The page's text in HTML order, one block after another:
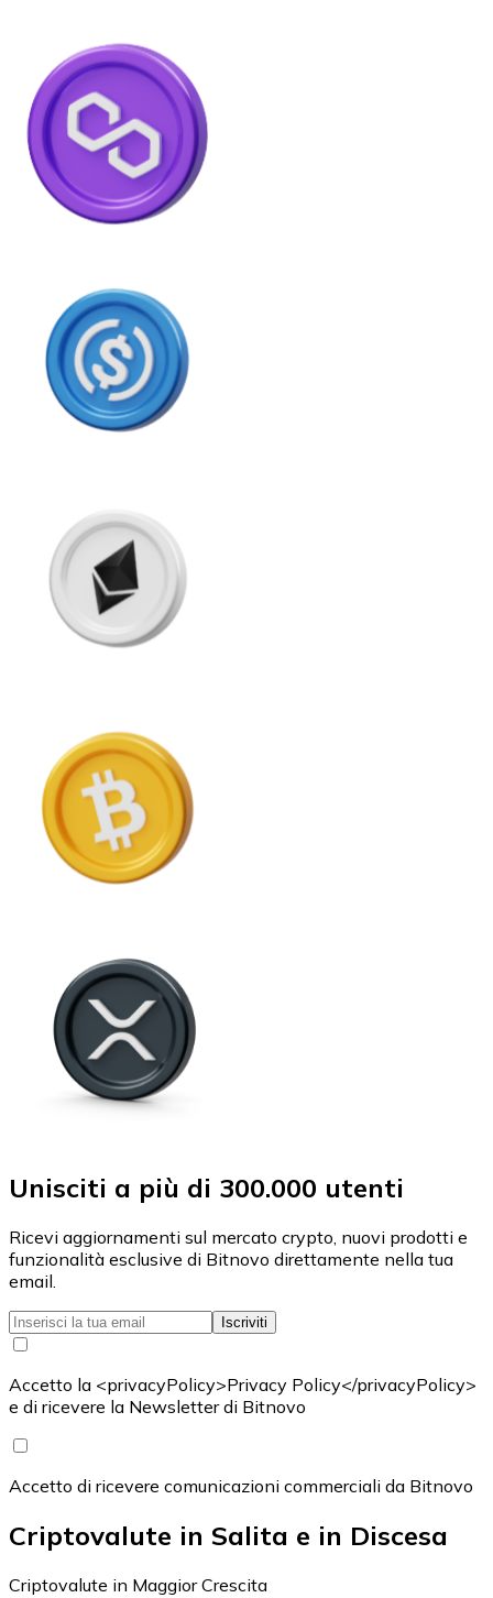
Unisciti a più di 300.000 utenti
Ricevi aggiornamenti sul mercato crypto, nuovi prodotti e
funzionalità esclusive di Bitnovo direttamente nella tua
email.
Iscriviti
Accetto la <privacyPolicy>Privacy Policy</privacyPolicy>
e di ricevere la Newsletter di Bitnovo
Accetto di ricevere comunicazioni commerciali da Bitnovo
Criptovalute in Salita e in Discesa
Criptovalute in Maggior Crescita